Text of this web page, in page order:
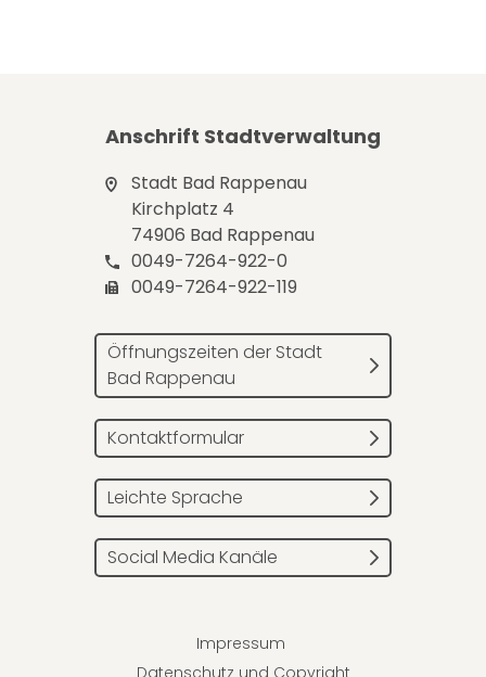
Anschrift Stadtverwaltung
Stadt Bad Rappenau
Kirchplatz 4
74906 Bad Rappenau
0049-7264-922-0
0049-7264-922-119
Öffnungszeiten der Stadt
Bad Rappenau
Kontaktformular
Leichte Sprache
Social Media Kanäle
Impressum
Datenschutz und Copyright